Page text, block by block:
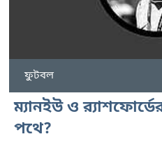
ফুটবল
ম্যানইউ ও
পথে?